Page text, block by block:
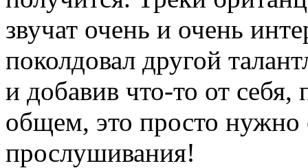
звучат очень и очень
поколдовал другой
и добавив что-то от
общем, это просто
прослушивания!